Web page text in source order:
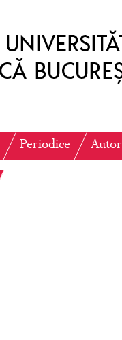
Periodice